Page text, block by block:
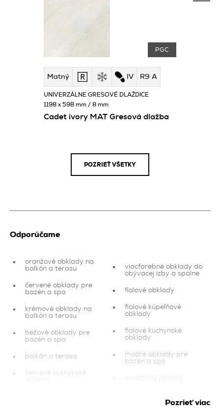
PGC
Matný IV R9 A
Cadet ivory MAT Gresová dlažba
UNIVERZÁLNE GRESOVÉ DLAŽDICE
1198 x 598 mm / 8 mm
POZRIEŤ VŠETKY
Odporúčame
oranžové obklady na
balkón a terasu
červené obklady pre
bazén a spa
krémové obklady na
balkón a terasu
béžové obklady pre
bazén a spa
balkón a terasa
červené kuchynské
viacfarebné obklady do
obývacej izby a spálne
fialové obklady
fialové kúpeľňové
obklady
fialové kuchynské
obklady
modré obklady pre
bazén a spa
Pozrieť viac